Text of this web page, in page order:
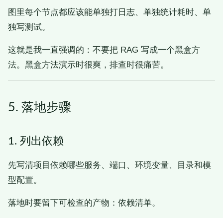
图里每个节点都应该能单独打日志、单独统计耗时、单
独写测试。
这就是我一直强调的：不要把 RAG 写成一个黑盒方
法。黑盒方法演示时很爽，排查时很痛苦。
5. 落地步骤
1. 列出依赖
先写清项目依赖哪些服务、端口、环境变量、目录和模
型配置。
落地时要留下可检查的产物：依赖清单。